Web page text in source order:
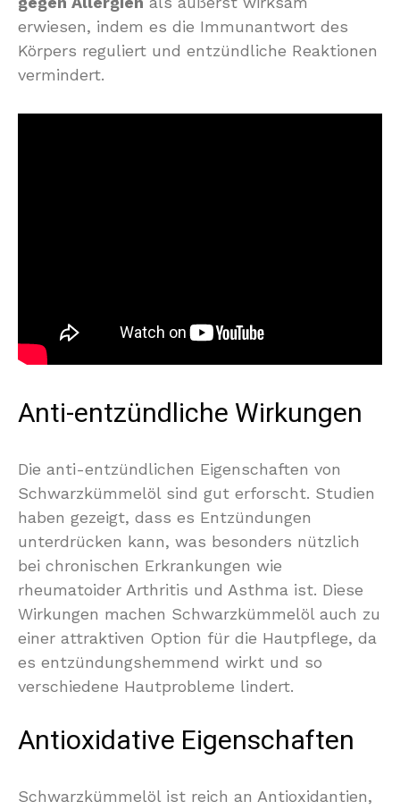
erwiesen, indem es die Immunantwort des
Körpers reguliert und entzündliche Reaktionen
vermindert.
Anti-entzündliche Wirkungen
Die anti-entzündlichen Eigenschaften von
Schwarzkümmelöl sind gut erforscht. Studien
haben gezeigt, dass es Entzündungen
unterdrücken kann, was besonders nützlich
bei chronischen Erkrankungen wie
rheumatoider Arthritis und Asthma ist. Diese
Wirkungen machen Schwarzkümmelöl auch zu
einer attraktiven Option für die Hautpflege, da
es entzündungshemmend wirkt und so
verschiedene Hautprobleme lindert.
Antioxidative Eigenschaften
Schwarzkümmelöl ist reich an Antioxidantien,